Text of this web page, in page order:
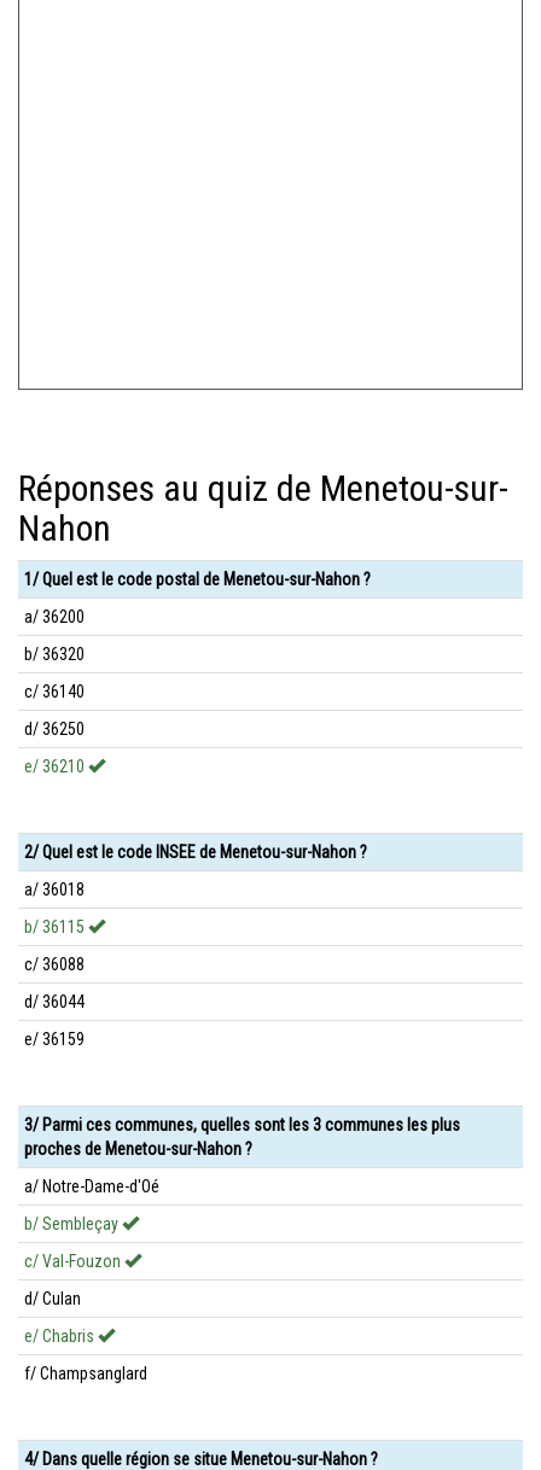
Réponses au quiz de Menetou-sur-
Nahon
1/ Quel est le code postal de Menetou-sur-Nahon ?
a/ 36200
b/ 36320
c/ 36140
d/ 36250
e/ 36210
2/ Quel est le code INSEE de Menetou-sur-Nahon ?
a/ 36018
b/ 36115
c/ 36088
d/ 36044
e/ 36159
3/ Parmi ces communes, quelles sont les 3 communes les plus
proches de Menetou-sur-Nahon ?
a/ Notre-Dame-d'Oé
b/ Sembleçay
c/ Val-Fouzon
d/ Culan
e/ Chabris
f/ Champsanglard
4/ Dans quelle région se situe Menetou-sur-Nahon ?